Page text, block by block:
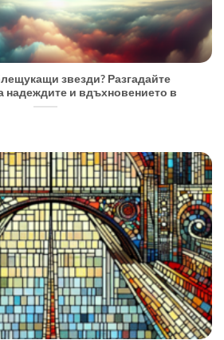
звезди? Разгадайте
надеждите и вдъхновението в